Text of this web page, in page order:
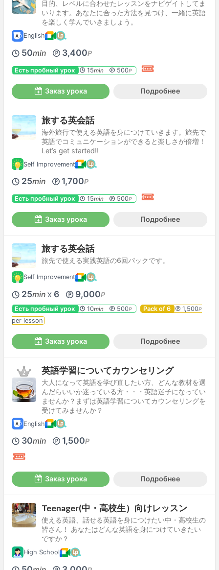
目的、レベルに合わせたレッスンをナビゲイトしてま
いります。あなたに合った方法を見つけ、一緒に英語
を楽しく学んでいきましょう。
English
50min 3,400P
Есть пробный урок 15min 500P
Заказ урока Подробнее
旅する英会話
海外旅行で使える英語を身につけていきます。旅先で
英語でコミュニケーションができると楽しさが倍増！
Let’s get started!!
Self Improvement
25min 1,700P
Есть пробный урок 15min 500P
Заказ урока Подробнее
旅する英会話
旅先で使える実践英語の6回パックです。
Self Improvement
25min X 6 9,000P
Есть пробный урок 10min 500P Pack of 6 1,500P
per lesson
Заказ урока Подробнее
英語学習についてカウンセリング
大人になって英語を学び直したい方、どんな教材を選
んだらいいか迷っている方・・・英語迷子になってい
ませんか？まずは英語学習についてカウンセリングを
受けてみませんか？
English
30min 1,500P
Заказ урока Подробнее
Teenager(中・高校生）向けレッスン
使える英語、話せる英語を身につけたい中・高校生の
皆さん！ あなたはどんな英語を身につけていきたい
ですか？
High School